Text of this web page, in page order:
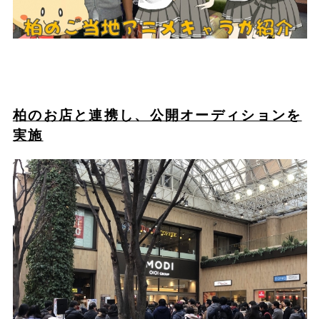
柏のお店と連携し、公開オーディションを
実施